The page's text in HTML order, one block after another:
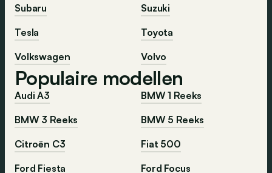
Subaru
Suzuki
Tesla
Toyota
Volkswagen
Volvo
Populaire modellen
Audi A3
BMW 1 Reeks
BMW 3 Reeks
BMW 5 Reeks
Citroën C3
Fiat 500
Ford Fiesta
Ford Focus